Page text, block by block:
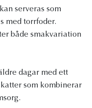
serveras som
med torrfoder.
både smakvariation
dagar med ett
som kombinerar